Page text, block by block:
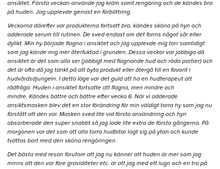
ansiktet. Första veckan använde jag kräm samt rengöring och de kändes bra
på huden. Jag upplevde genast en förbättring.
Veckorna därefter var produkterna fortsatt bra, kändes sköna på hyn och
adderade serum till rutinen. De sved endast om det fanns något sår eller
dylikt. Min hy började flagna i ansiktet och jag upplevde mig torr samtidigt
som jag kände mig mer återfuktad i grunden. Dessa veckor var jobbiga då
ansiktet är det som alla ser (jobbigt med flagnande hud och röda partier) och
det är ofta då jag tänkt på att byta produkt eller återgå till en favorit i
hudvårdsdjungeln. I detta läge var det guld att ha en hudterapeut att
rådfråga. Huden i ansiktet fortsatte att flagna, men mindre och
mindre. Kändes bättre och bättre efter vecka 6. När vi adderade
ansiktsmasken blev det en stor förändring för min väldigt torra hy som jag nu
förstått att den var. Masken sved lite vid första användning och hyn
absorberade den super snabbt så jag lade lite extra de första gångerna. På
morgonen var det som att alla torra hudbitar lagt sig på ytan och kunde
tvättas bort med den sköna rengöringen.
Det bästa med resan förutom att jag nu känner att huden är mer som jag
minns att den var före graviditeter etc. är att jag med ett lugn och en tro på